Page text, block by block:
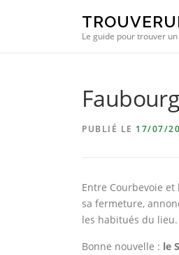
Le guide pour trouver
PUBLIÉ LE 17/07/
Entre Courbevoie et
sa fermeture,
les habitués du
Bonne nouvelle : le